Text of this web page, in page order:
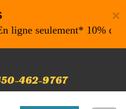
×
seulement* 10% de
462-9767